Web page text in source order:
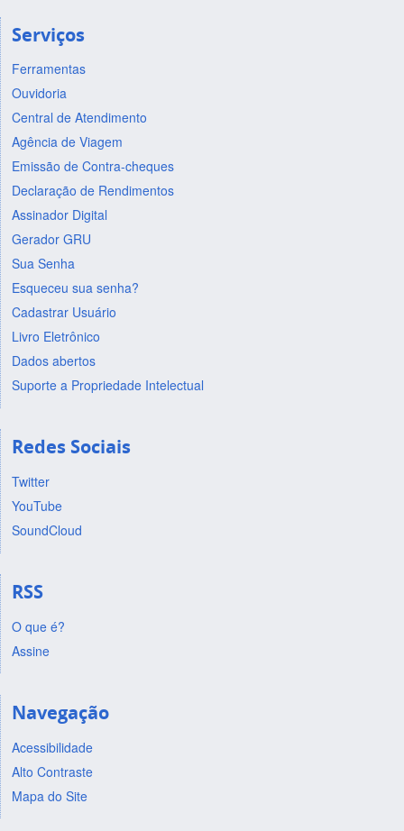
Serviços
Ferramentas
Ouvidoria
Central de Atendimento
Agência de Viagem
Emissão de Contra-cheques
Declaração de Rendimentos
Assinador Digital
Gerador GRU
Sua Senha
Esqueceu sua senha?
Cadastrar Usuário
Livro Eletrônico
Dados abertos
Suporte a Propriedade Intelectual
Redes Sociais
Twitter
YouTube
SoundCloud
RSS
O que é?
Assine
Navegação
Acessibilidade
Alto Contraste
Mapa do Site